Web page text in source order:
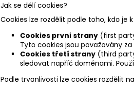
Jak se dělí cookies?
Cookies lze rozdělit podle toho, kdo je
Cookies první strany (first
Tyto cookies jsou považovány za
Cookies třetí strany (third
sledovat napříč doménami.
Podle trvanlivosti lze cookies rozdělit